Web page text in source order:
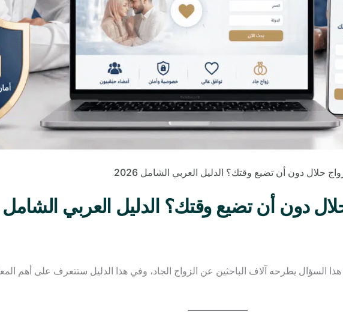
حلال دون أن تضيع وقتك؟ الدليل العربي الشامل 2026
دون أن تضيع وقتك؟ الدليل العربي الشامل 2026
هذا السؤال يطرحه آلاف الباحثين عن الزواج الجاد، وفي هذا الدليل ستتعرف على أهم